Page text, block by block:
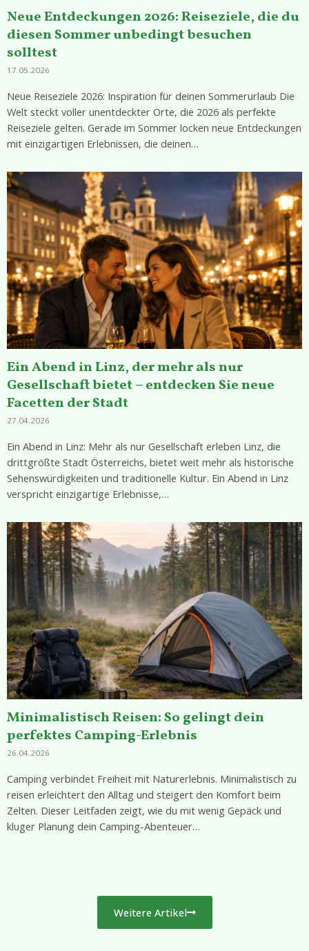
Neue Entdeckungen 2026: Reiseziele, die du
diesen Sommer unbedingt besuchen
solltest
17.05.2026
Neue Reiseziele 2026: Inspiration für deinen Sommerurlaub Die
Welt steckt voller unentdeckter Orte, die 2026 als perfekte
Reiseziele gelten. Gerade im Sommer locken neue Entdeckungen
mit einzigartigen Erlebnissen, die deinen…
Ein Abend in Linz, der mehr als nur
Gesellschaft bietet – entdecken Sie neue
Facetten der Stadt
27.04.2026
Ein Abend in Linz: Mehr als nur Gesellschaft erleben Linz, die
drittgrößte Stadt Österreichs, bietet weit mehr als historische
Sehenswürdigkeiten und traditionelle Kultur. Ein Abend in Linz
verspricht einzigartige Erlebnisse,…
Minimalistisch Reisen: So gelingt dein
perfektes Camping-Erlebnis
26.04.2026
Camping verbindet Freiheit mit Naturerlebnis. Minimalistisch zu
reisen erleichtert den Alltag und steigert den Komfort beim
Zelten. Dieser Leitfaden zeigt, wie du mit wenig Gepäck und
kluger Planung dein Camping-Abenteuer…
Weitere Artikel